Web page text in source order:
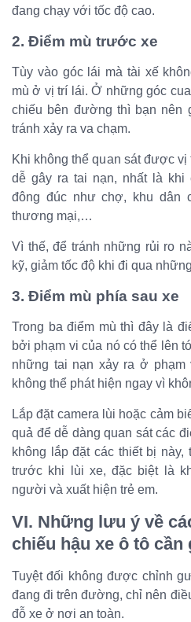
đang chạy với tốc độ cao.
2. Điểm mù trước xe
Tùy vào góc lái mà tài xế
mù ở vị trí lái. Ở những góc
chiếu bên đường thì bạn nên
tránh xảy ra va chạm.
Khi không thể quan sát được
dễ gây ra tai nạn, nhất là
đông đúc như chợ, khu dân
thương mại,…
Vì thế, để tránh những rủi ro
kỹ, giảm tốc độ khi đi qua
3. Điểm mù phía sau xe
Trong ba điểm mù thì đây là
bởi phạm vi của nó có thể lên
những tai nạn xảy ra ở
không thể phát hiện ngay vì
Lắp đặt camera lùi hoặc cảm
quả để dễ dàng quan sát các
không lắp đặt các thiết bị
trước khi lùi xe, đặc biệt là
người và xuất hiện trẻ em.
VI. Những lưu ý về
chiếu hậu xe ô tô cần
Tuyệt đối không được chỉnh
đang đi trên đường, chỉ nên
đỗ xe ở nơi an toàn.